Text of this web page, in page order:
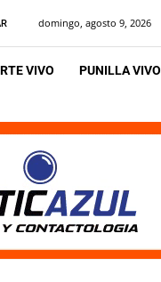
domingo, agosto 9, 2026
VIVO PUNILLA VIVO